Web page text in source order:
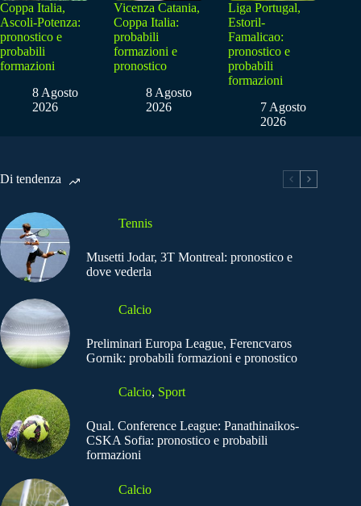
Coppa Italia,
Ascoli-Potenza:
pronostico e
probabili
formazioni
8 Agosto
2026
Vicenza Catania,
Coppa Italia:
probabili
formazioni e
pronostico
8 Agosto
2026
Liga Portugal,
Estoril-
Famalicao:
pronostico e
probabili
formazioni
7 Agosto
2026
Di tendenza
Tennis
Musetti Jodar, 3T Montreal: pronostico e
dove vederla
Calcio
Preliminari Europa League, Ferencvaros
Gornik: probabili formazioni e pronostico
Calcio, Sport
Qual. Conference League: Panathinaikos-
CSKA Sofia: pronostico e probabili
formazioni
Calcio